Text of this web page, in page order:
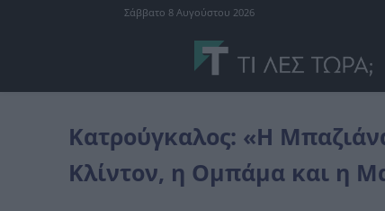
Σάββατο 8 Αυγούστου 2026
Κατρούγκαλος: «Η
Κλίντον, η Ομπάμα και η